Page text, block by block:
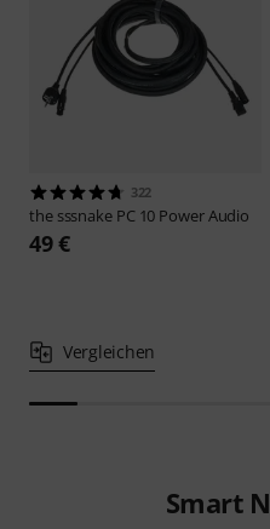
322
the sssnake PC 10 Power Audio
49 €
Vergleichen
Smart